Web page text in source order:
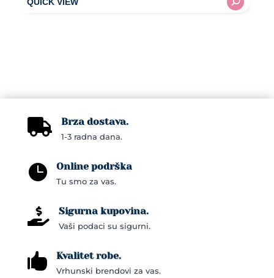
product
chosen
product
 Brza dostava.
1-3 radna dana.
 Online podrška
Tu smo za vas.
 Sigurna kupovina.
Vaši podaci su sigurni.
 Kvalitet robe.
Vrhunski brendovi za vas.